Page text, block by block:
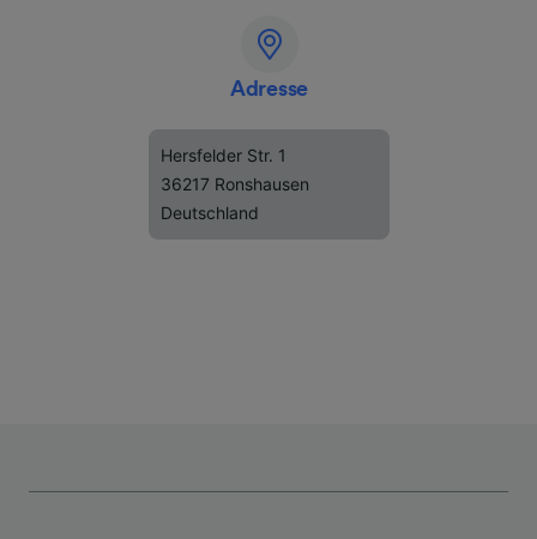
Adresse
Hersfelder Str. 1
36217 Ronshausen
Deutschland